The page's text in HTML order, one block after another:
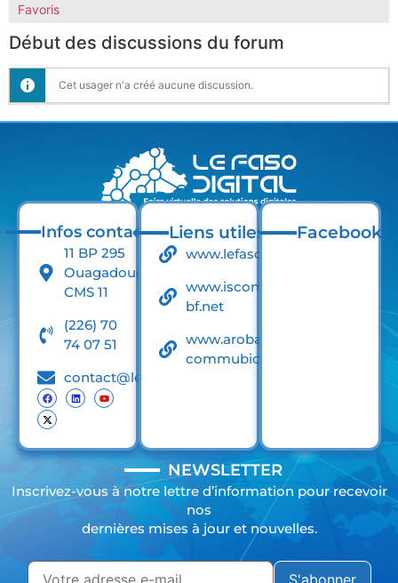
Favoris
Début des discussions du forum
Cet usager n'a créé aucune discussion.
Infos contact
11 BP 295
Ouagadougou
CMS 11
(226) 70
74 07 51
contact@lefasodigital.net
Liens utiles
www.lefaso.net
www.iscom-
bf.net
www.arobase-
commubication.net
Facebook
NEWSLETTER
Inscrivez-vous à notre lettre d’information pour recevoir
nos
dernières mises à jour et nouvelles.